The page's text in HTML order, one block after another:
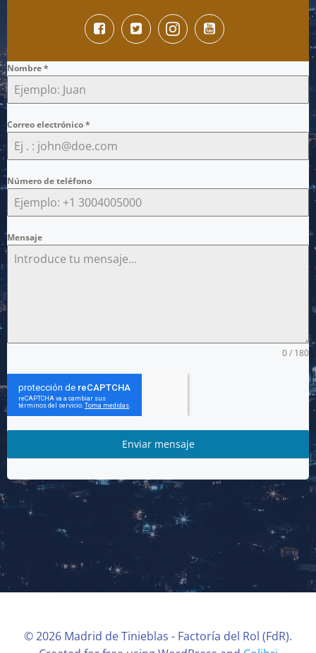
Nombre*
Correo electrónico*
Número de teléfono
Mensaje
0 / 180
Enviar mensaje
© 2026 Madrid de Tinieblas - Factoría del Rol (FdR).